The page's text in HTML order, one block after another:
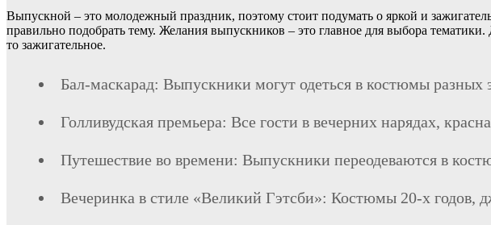
Выпускной – это молодежный праздник, поэтому стоит подумать о яркой и
правильно подобрать тему. Желания выпускников – это главное для выбора
то зажигательное.
Бал-маскарад: Выпускники могут одеться в костюмы разных
Голливудская премьера: Все гости в вечерних нарядах,
Путешествие во времени: Выпускники переодеваются в
Вечеринка в стиле «Великий Гэтсби»: Костюмы 20-х годов,